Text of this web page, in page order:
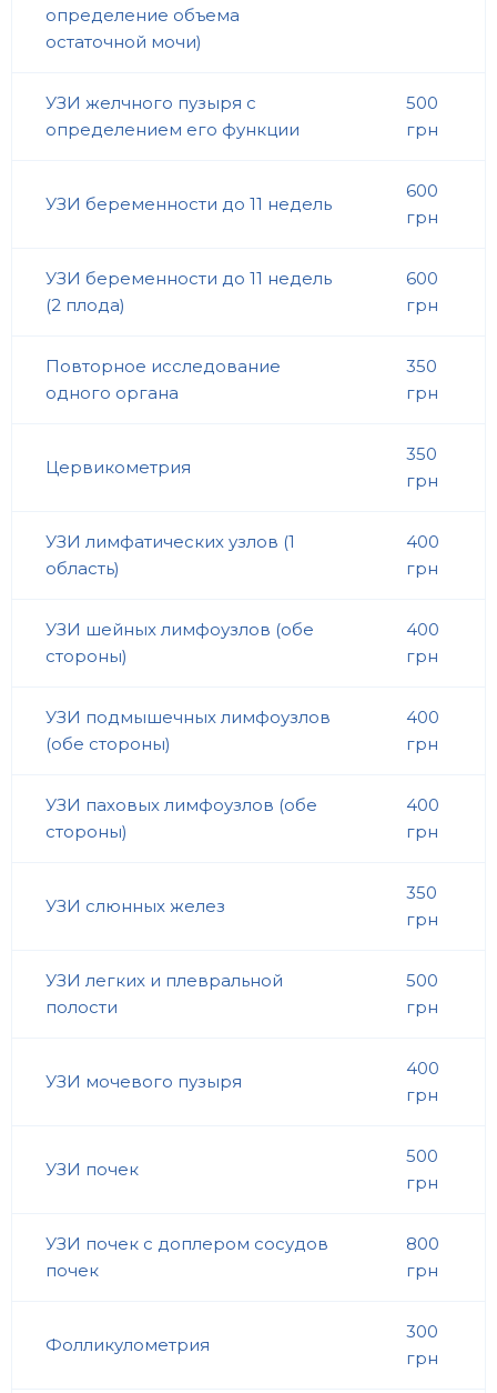
определение объема
остаточной мочи)
УЗИ желчного пузыря с
определением его функции
500
грн
УЗИ беременности до 11 недель
600
грн
УЗИ беременности до 11 недель
(2 плода)
600
грн
Повторное исследование
одного органа
350
грн
Цервикометрия
350
грн
УЗИ лимфатических узлов (1
область)
400
грн
УЗИ шейных лимфоузлов (обе
стороны)
400
грн
УЗИ подмышечных лимфоузлов
(обе стороны)
400
грн
УЗИ паховых лимфоузлов (обе
стороны)
400
грн
УЗИ слюнных желез
350
грн
УЗИ легких и плевральной
полости
500
грн
УЗИ мочевого пузыря
400
грн
УЗИ почек
500
грн
УЗИ почек с доплером сосудов
почек
800
грн
Фолликулометрия
300
грн